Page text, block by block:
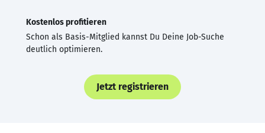
Kostenlos profitieren
Schon als Basis-Mitglied kannst Du Deine Job-Suche
deutlich optimieren.
Jetzt registrieren